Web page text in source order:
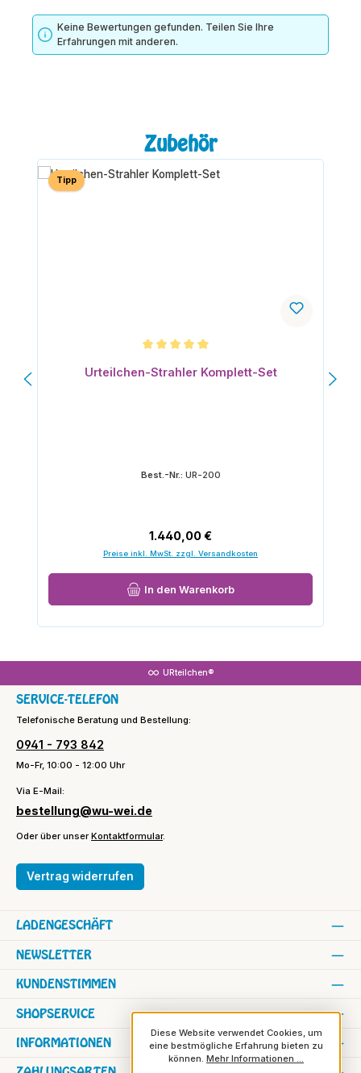
Keine Bewertungen gefunden. Teilen Sie Ihre
Erfahrungen mit anderen.
Produktgalerie überspringenZubehör
Tipp
Urteilchen-Strahler Komplett-Set
Best.-Nr.: UR-200
Regulärer Preis:
1.440,00 €
Preise inkl. MwSt. zzgl. Versandkosten
In den Warenkorb
URteilchen®
SERVICE-TELEFON
Telefonische Beratung und Bestellung:
0941 - 793 842
Mo-Fr, 10:00 - 12:00 Uhr
Via E-Mail:
bestellung@wu-wei.de
Oder über unserKontaktformular.
Vertrag widerrufen
SHOPSERVICE
INFORMATIONEN
NEWSLETTER
KUNDENSTIMMEN
LADENGESCHÄFT
Diese Website verwendet Cookies, um
eine bestmögliche Erfahrung bieten zu
können. Mehr Informationen ...